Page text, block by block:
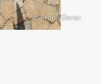
© Frank Derer